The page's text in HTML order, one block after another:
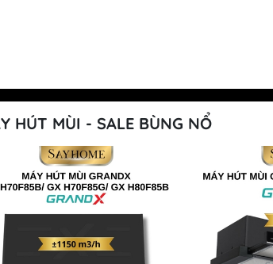
HÚT MÙI - SALE BÙNG NỔ